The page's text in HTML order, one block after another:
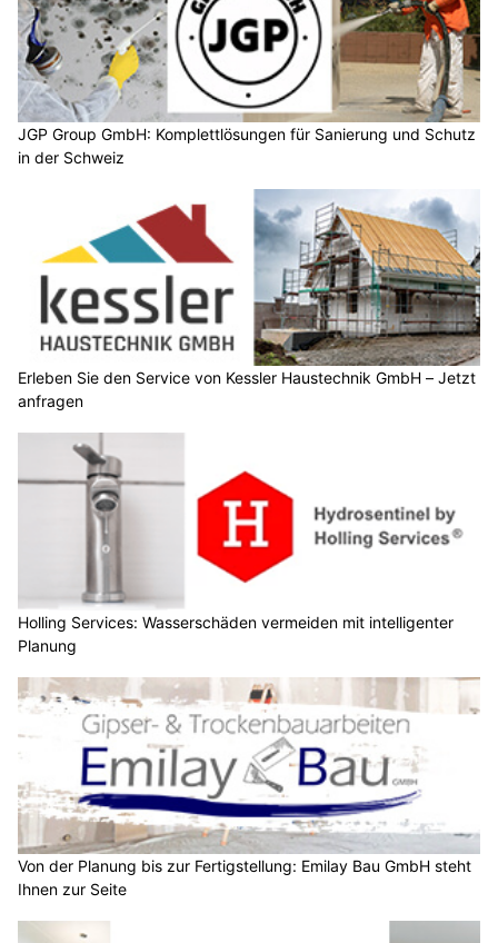
JGP Group GmbH: Komplettlösungen für Sanierung und Schutz
in der Schweiz
Erleben Sie den Service von Kessler Haustechnik GmbH – Jetzt
anfragen
Holling Services: Wasserschäden vermeiden mit intelligenter
Planung
Von der Planung bis zur Fertigstellung: Emilay Bau GmbH steht
Ihnen zur Seite